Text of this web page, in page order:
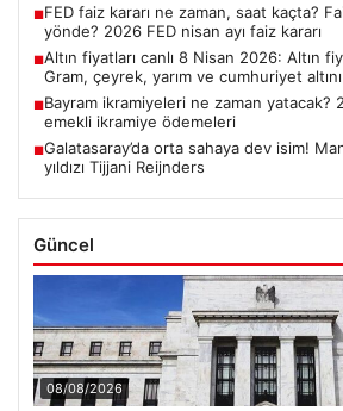
■FED faiz kararı ne zaman, saat kaçta?
yönde? 2026 FED nisan ayı faiz kararı
■Altın fiyatları canlı 8 Nisan 2026: Altın
Gram, çeyrek, yarım ve cumhuriyet altını
■Bayram ikramiyeleri ne zaman yatacak?
emekli ikramiye ödemeleri
■Galatasaray’da orta sahaya dev isim!
yıldızı Tijjani Reijnders
Güncel
08/08/2026